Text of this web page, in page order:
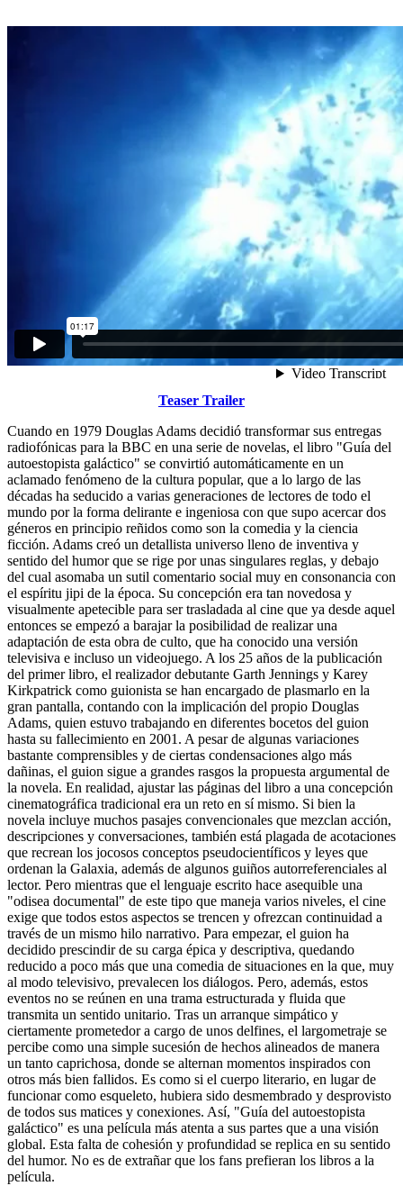
Teaser Trailer
Cuando en 1979 Douglas Adams decidió transformar sus entregas
radiofónicas para la BBC en una serie de novelas, el libro "Guía del
autoestopista galáctico" se convirtió automáticamente en un
aclamado fenómeno de la cultura popular, que a lo largo de las
décadas ha seducido a varias generaciones de lectores de todo el
mundo por la forma delirante e ingeniosa con que supo acercar dos
géneros en principio reñidos como son la comedia y la ciencia
ficción. Adams creó un detallista universo lleno de inventiva y
sentido del humor que se rige por unas singulares reglas, y debajo
del cual asomaba un sutil comentario social muy en consonancia con
el espíritu jipi de la época. Su concepción era tan novedosa y
visualmente apetecible para ser trasladada al cine que ya desde aquel
entonces se empezó a barajar la posibilidad de realizar una
adaptación de esta obra de culto, que ha conocido una versión
televisiva e incluso un videojuego. A los 25 años de la publicación
del primer libro, el realizador debutante Garth Jennings y Karey
Kirkpatrick como guionista se han encargado de plasmarlo en la
gran pantalla, contando con la implicación del propio Douglas
Adams, quien estuvo trabajando en diferentes bocetos del guion
hasta su fallecimiento en 2001. A pesar de algunas variaciones
bastante comprensibles y de ciertas condensaciones algo más
dañinas, el guion sigue a grandes rasgos la propuesta argumental de
la novela. En realidad, ajustar las páginas del libro a una concepción
cinematográfica tradicional era un reto en sí mismo. Si bien la
novela incluye muchos pasajes convencionales que mezclan acción,
descripciones y conversaciones, también está plagada de acotaciones
que recrean los jocosos conceptos pseudocientíficos y leyes que
ordenan la Galaxia, además de algunos guiños autorreferenciales al
lector. Pero mientras que el lenguaje escrito hace asequible una
"odisea documental" de este tipo que maneja varios niveles, el cine
exige que todos estos aspectos se trencen y ofrezcan continuidad a
través de un mismo hilo narrativo. Para empezar, el guion ha
decidido prescindir de su carga épica y descriptiva, quedando
reducido a poco más que una comedia de situaciones en la que, muy
al modo televisivo, prevalecen los diálogos. Pero, además, estos
eventos no se reúnen en una trama estructurada y fluida que
transmita un sentido unitario. Tras un arranque simpático y
ciertamente prometedor a cargo de unos delfines, el largometraje se
percibe como una simple sucesión de hechos alineados de manera
un tanto caprichosa, donde se alternan momentos inspirados con
otros más bien fallidos. Es como si el cuerpo literario, en lugar de
funcionar como esqueleto, hubiera sido desmembrado y desprovisto
de todos sus matices y conexiones. Así, "Guía del autoestopista
galáctico" es una película más atenta a sus partes que a una visión
global. Esta falta de cohesión y profundidad se replica en su sentido
del humor. No es de extrañar que los fans prefieran los libros a la
película.